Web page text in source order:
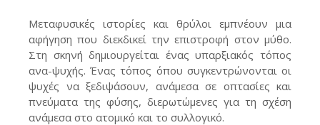
Μεταφυσικές ιστορίες και θρύλοι εμπνέουν μια
αφήγηση που διεκδικεί την επιστροφή στον μύθο.
Στη σκηνή δημιουργείται ένας υπαρξιακός τόπος
ανα-ψυχής. Ένας τόπος όπου συγκεντρώνονται οι
ψυχές να ξεδιψάσουν, ανάμεσα σε οπτασίες και
πνεύματα της φύσης, διερωτώμενες για τη σχέση
ανάμεσα στο ατομικό και το συλλογικό.